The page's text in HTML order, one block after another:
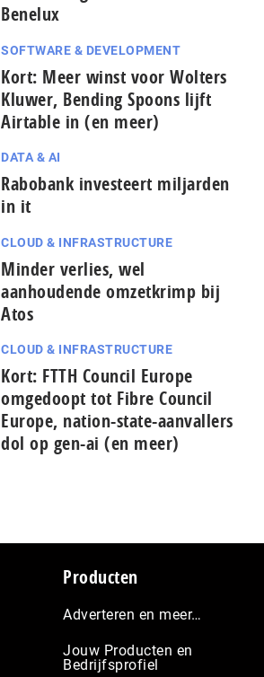
Benelux
SOFTWARE & DEVELOPMENT
Kort: Meer winst voor Wolters
Kluwer, Bending Spoons lijft
Airtable in (en meer)
DATA & AI
Rabobank investeert miljarden
in it
CLOUD & INFRASTRUCTURE
Minder verlies, wel
aanhoudende omzetkrimp bij
Atos
CLOUD & INFRASTRUCTURE
Kort: FTTH Council Europe
omgedoopt tot Fibre Council
Europe, nation-state-aanvallers
dol op gen-ai (en meer)
Producten
Adverteren en meer…
Jouw Producten en
Bedrijfsprofiel